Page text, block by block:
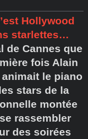
Hollywood
starlettes…
de Cannes que
fois Alain
le piano
stars de la
montée
rassembler
des soirées